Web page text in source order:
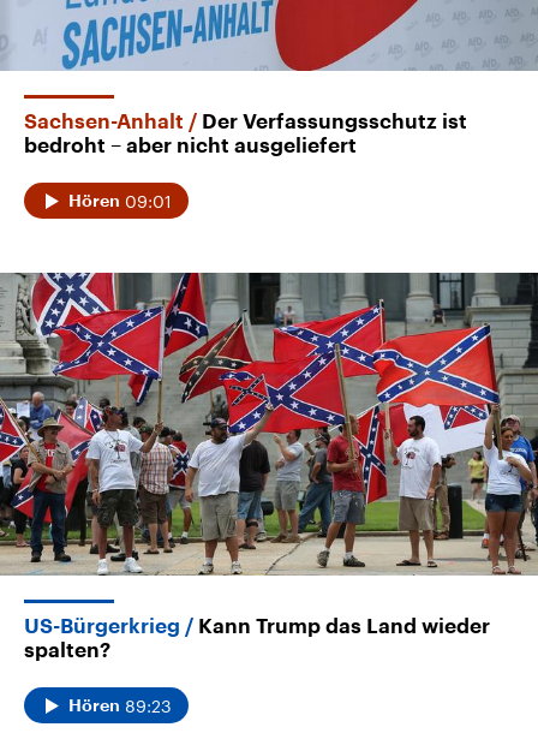
Sachsen-Anhalt
Der Verfassungsschutz ist
bedroht – aber nicht ausgeliefert
Hören 09:01
US-Bürgerkrieg
Kann Trump das Land wieder
spalten?
Hören 89:23